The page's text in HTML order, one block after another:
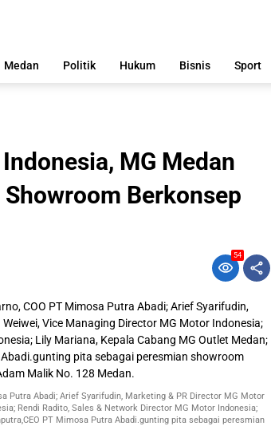
Medan Politik Hukum Bisnis Sport
MG Medan
Berkonsep
54
Putra Abadi; Arief Syarifudin, Marketing & PR Director MG Motor
Rendi Radito, Sales & Network Director MG Motor Indonesia;
PT Mimosa Putra Abadi.gunting pita sebagai peresmian